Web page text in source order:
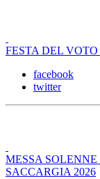
FESTA DEL VOTO
facebook
twitter
MESSA
SACCARGIA 2026